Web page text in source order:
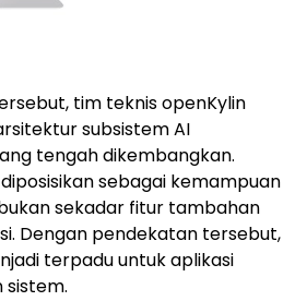
tim teknis openKylin
subsistem AI
tengah dikembangkan.
sebagai kemampuan
sekadar fitur tambahan
Dengan pendekatan tersebut,
terpadu untuk aplikasi
sistem.